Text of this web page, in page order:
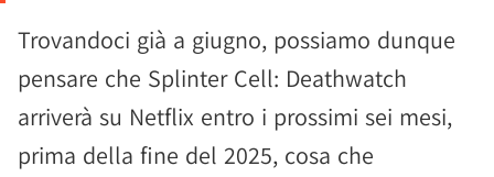
Trovandoci già a giugno, possiamo dunque
pensare che Splinter Cell: Deathwatch
arriverà su Netflix entro i prossimi sei mesi,
prima della fine del 2025, cosa che